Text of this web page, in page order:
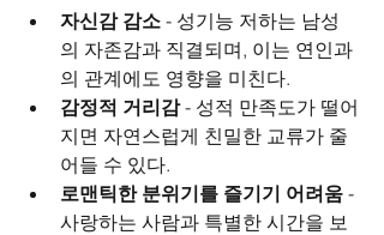
자신감 감소 - 성기능 저하는 남성
의 자존감과 직결되며, 이는 연인과
의 관계에도 영향을 미친다.
감정적 거리감 - 성적 만족도가 떨어
지면 자연스럽게 친밀한 교류가 줄
어들 수 있다.
로맨틱한 분위기를 즐기기 어려움 -
사랑하는 사람과 특별한 시간을 보